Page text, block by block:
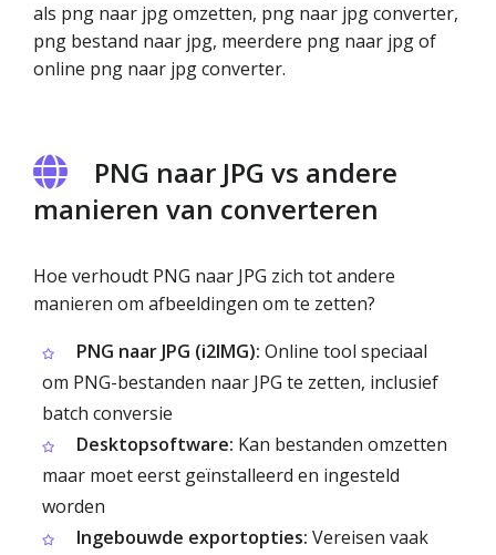
als png naar jpg omzetten, png naar jpg converter,
png bestand naar jpg, meerdere png naar jpg of
online png naar jpg converter.
PNG naar JPG vs andere
manieren van converteren
Hoe verhoudt PNG naar JPG zich tot andere
manieren om afbeeldingen om te zetten?
PNG naar JPG (i2IMG): Online tool speciaal
om PNG-bestanden naar JPG te zetten, inclusief
batch conversie
Desktopsoftware: Kan bestanden omzetten
maar moet eerst geïnstalleerd en ingesteld
worden
Ingebouwde exportopties: Vereisen vaak